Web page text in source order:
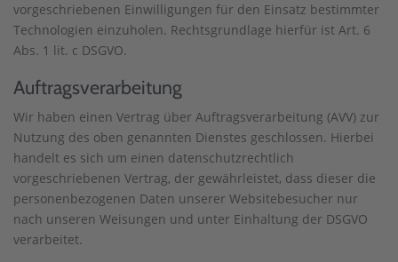
vorgeschriebenen Einwilligungen für den Einsatz bestimmter
Technologien einzuholen. Rechtsgrundlage hierfür ist Art. 6
Abs. 1 lit. c DSGVO.
Auftragsverarbeitung
Wir haben einen Vertrag über Auftragsverarbeitung (AVV) zur
Nutzung des oben genannten Dienstes geschlossen. Hierbei
handelt es sich um einen datenschutzrechtlich
vorgeschriebenen Vertrag, der gewährleistet, dass dieser die
personenbezogenen Daten unserer Websitebesucher nur
nach unseren Weisungen und unter Einhaltung der DSGVO
verarbeitet.